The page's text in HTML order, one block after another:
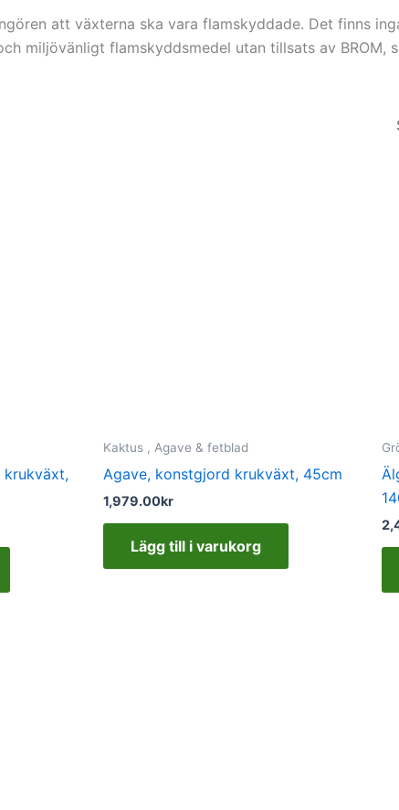
att växterna ska vara flamskyddade. Det finns
miljövänligt flamskyddsmedel utan tillsats av BROM,
krukväxt,
Kaktus , Agave & fetblad
Agave, konstgjord krukväxt, 45cm
1,979.00kr
Lägg till i varukorg